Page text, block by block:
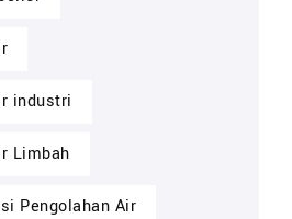
industri
Limbah
Pengolahan Air